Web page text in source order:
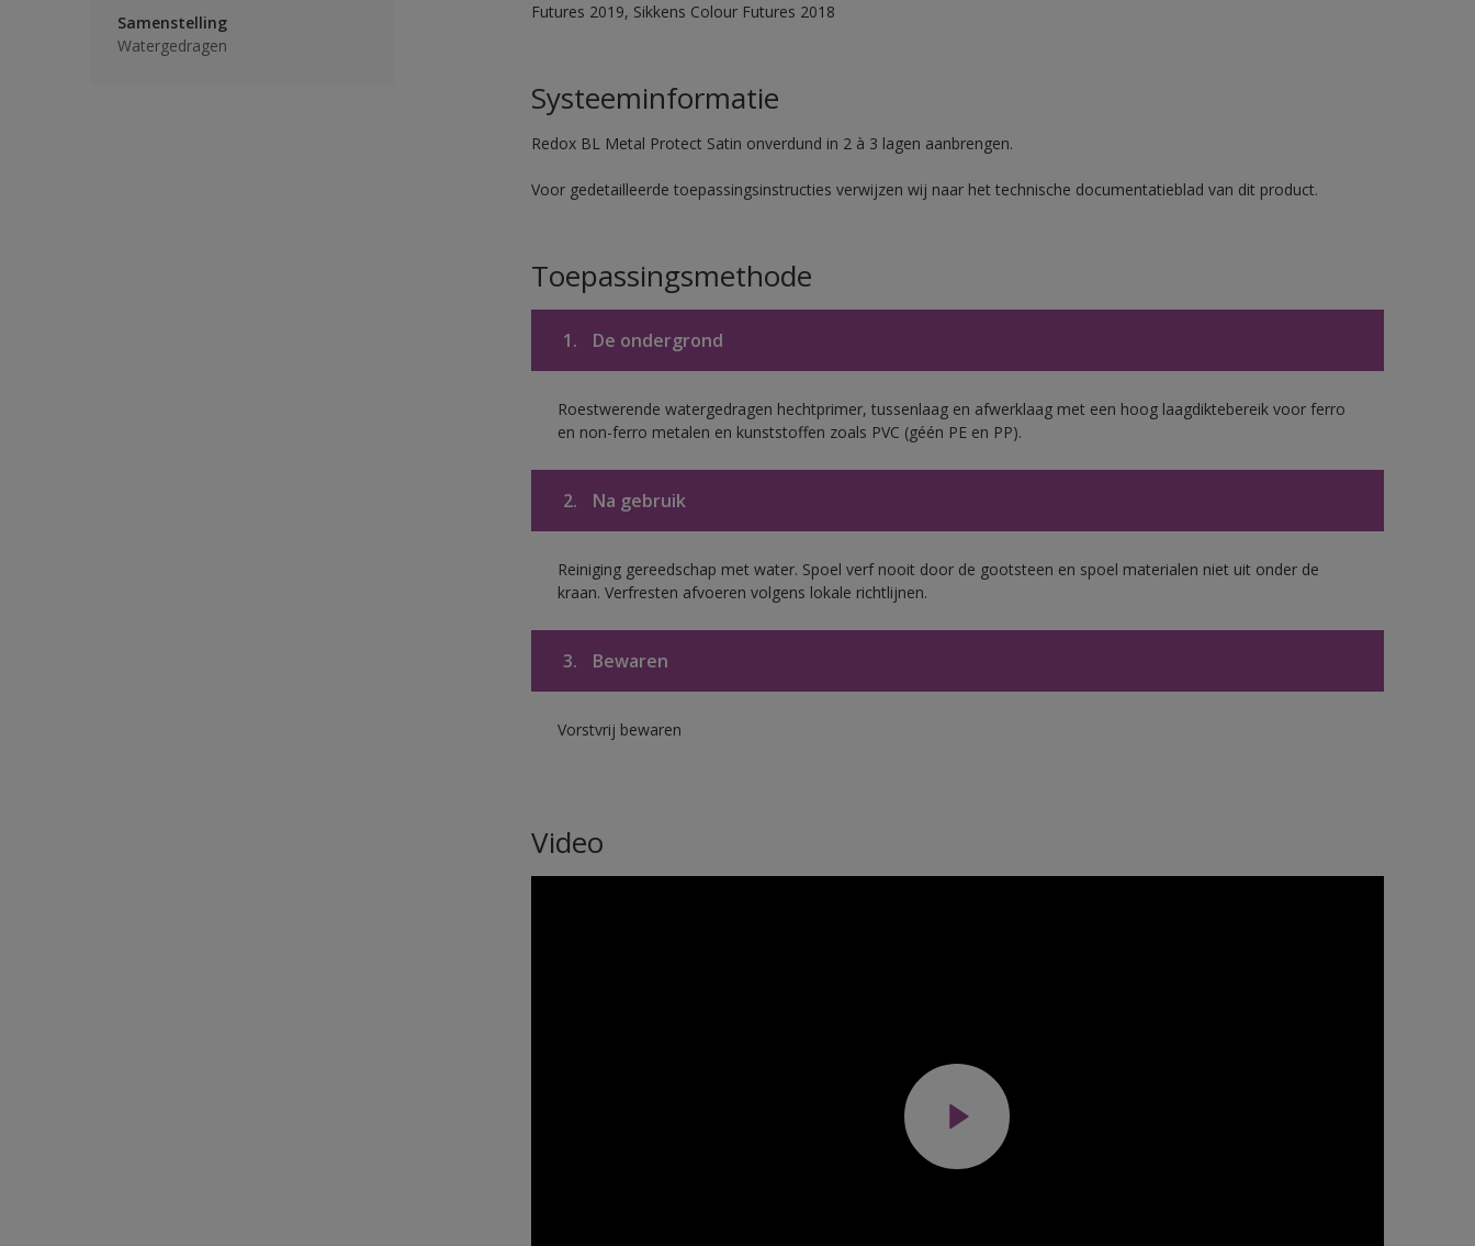
Samenstelling
Watergedragen
Futures 2019, Sikkens Colour Futures 2018
Systeeminformatie
Redox BL Metal Protect Satin onverdund in 2 à 3 lagen aanbrengen.
Voor gedetailleerde toepassingsinstructies verwijzen wij naar het technische documentatieblad van dit product.
Toepassingsmethode
1. De ondergrond
Roestwerende watergedragen hechtprimer, tussenlaag en afwerklaag met een hoog laagdiktebereik voor ferro
en non-ferro metalen en kunststoffen zoals PVC (géén PE en PP).
2. Na gebruik
Reiniging gereedschap met water. Spoel verf nooit door de gootsteen en spoel materialen niet uit onder de
kraan. Verfresten afvoeren volgens lokale richtlijnen.
3. Bewaren
Vorstvrij bewaren
Video